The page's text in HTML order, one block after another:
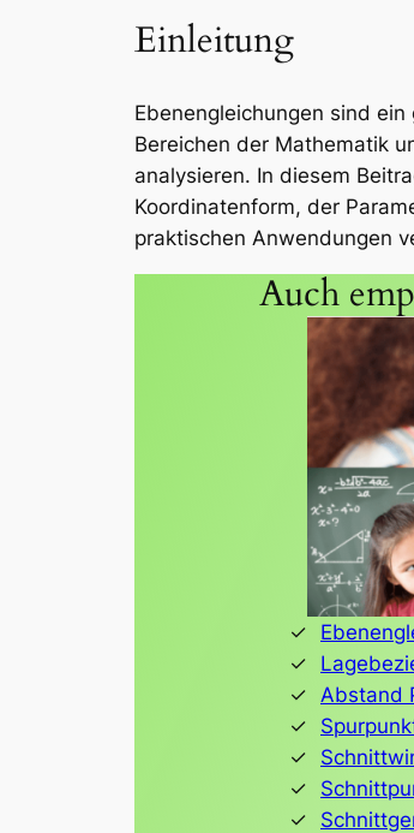
Einleitung
Ebenengleichungen sind
Bereichen der Mathematik
analysieren. In diesem
Koordinatenform, der
praktischen Anwendungen
Auch
Abstand